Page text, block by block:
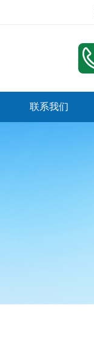
联系我们